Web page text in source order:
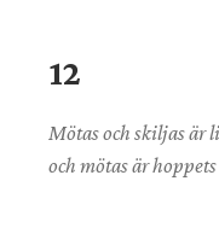
12
Mötas och skiljas är
och mötas är